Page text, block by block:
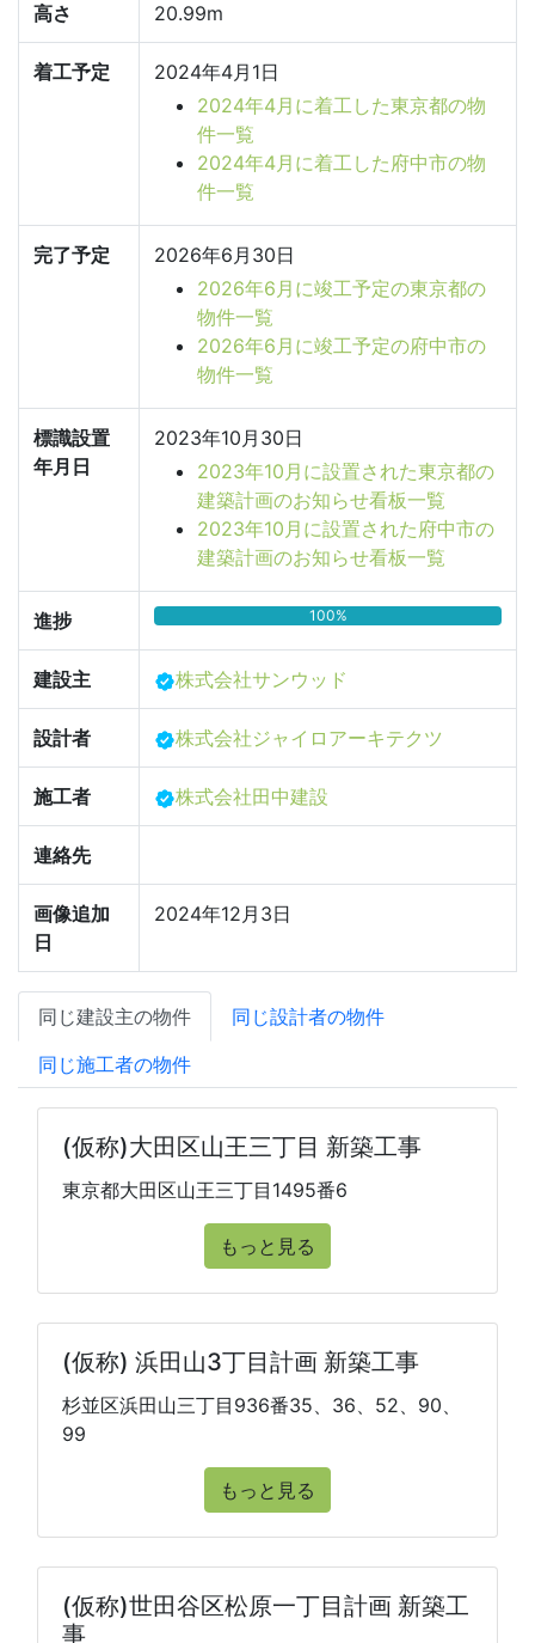
高さ 20.99m
着工予定
2024年4月1日
2024年4月に着工した東京都の物
件一覧
2024年4月に着工した府中市の物
件一覧
完了予定
2026年6月30日
2026年6月に竣工予定の東京都の
物件一覧
2026年6月に竣工予定の府中市の
物件一覧
標識設置
年月日
2023年10月30日
2023年10月に設置された東京都の
建築計画のお知らせ看板一覧
2023年10月に設置された府中市の
建築計画のお知らせ看板一覧
進捗 100%
建設主 株式会社サンウッド
設計者 株式会社ジャイロアーキテクツ
施工者 株式会社田中建設
連絡先
画像追加
日
2024年12月3日
同じ建設主の物件
同じ設計者の物件
同じ施工者の物件
(仮称)大田区山王三丁目 新築工事
東京都大田区山王三丁目1495番6
もっと見る
(仮称) 浜田山3丁目計画 新築工事
杉並区浜田山三丁目936番35、36、52、90、
99
もっと見る
(仮称)世田谷区松原一丁目計画 新築工
事